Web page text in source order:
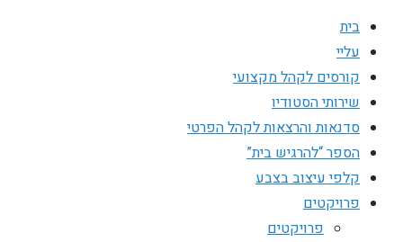
בית
עליי
קורסים לקהל מקצועי
שירותי הסטודיו
סדנאות והרצאות לקהל הפרטי
הספר “להרגיש בית”
קלפי עיצוב בצבע
פרויקטים
פרויקטים